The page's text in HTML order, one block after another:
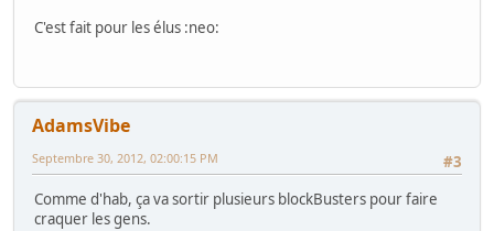
C'est fait pour les élus :neo:
AdamsVibe
#3
Septembre 30, 2012, 02:00:15 PM
Comme d'hab, ça va sortir plusieurs blockBusters pour faire
craquer les gens.